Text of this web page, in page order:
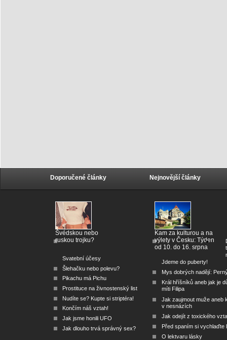
Doporučené články
Švédskou nebo
ruskou trojku?
Svatební účesy
Šlehačku nebo polevu?
Pikachu má Pichu
Prostituce na živnostenský list
Nudíte se? Kupte si striptéra!
Končím náš vztah!
Jak jsme honili UFO
Jak dlouho trvá správný sex?
Nejnovější články
Kam za kulturou a na
výlety v Česku: Týden
od 10. do 16. srpna
Jdeme do puberty!
Mys dobrých nadějí:
Král hříšníků aneb jak je
míti Filipa
Jak zaujmout muže aneb
v nesnázích
Jak odejít z toxického
Před spaním si vychlaďte
O lektvaru lásky